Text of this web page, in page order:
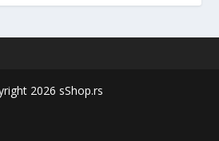
2026 sShop.rs